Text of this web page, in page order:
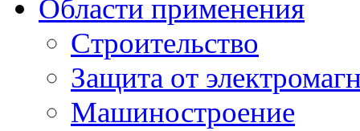
Области применения
Строительство
Защита от
Машиностроение